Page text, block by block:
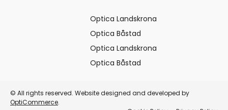
Optica Landskrona
Optica Båstad
Optica Landskrona
Optica Båstad
© All rights reserved. Website designed and developed by
OptiCommerce.